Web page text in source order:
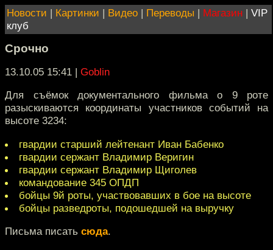
Новости | Картинки | Видео | Переводы | Магазин | VIP
клуб
Срочно
13.10.05 15:41 | Goblin
Для съёмок документального фильма о 9 роте
разыскиваются координаты участников событий на
высоте 3234:
гвардии старший лейтенант Иван Бабенко
гвардии сержант Владимир Веригин
гвардии сержант Владимир Щиголев
командование 345 ОПДП
бойцы 9й роты, участвовавших в бое на высоте
бойцы разведроты, подошедшей на выручку
Письма писать сюда.